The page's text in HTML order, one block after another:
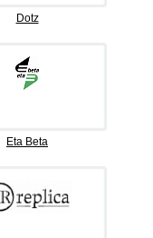
Dotz
Eta Beta